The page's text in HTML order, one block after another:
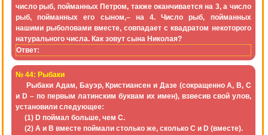
число рыб, пойманных Петром, также оканчивается на 3, а число
рыб, пойманных его сыном,– на 4. Число рыб, пойманных
нашими рыболовами вместе, совпадает с квадратом некоторого
натурального числа. Как зовут сына Николая?
Ответ:
№ 44: Рыбаки
Рыбаки Адам, Бауэр, Кристиансен и Дазе (сокращенно А, В, С
и D – по первым латинским буквам их имен), взвесив свой улов,
установили следующее:
(1) D поймал больше, чем С.
(2) А и В вместе поймали столько же, сколько С и D (вместе).